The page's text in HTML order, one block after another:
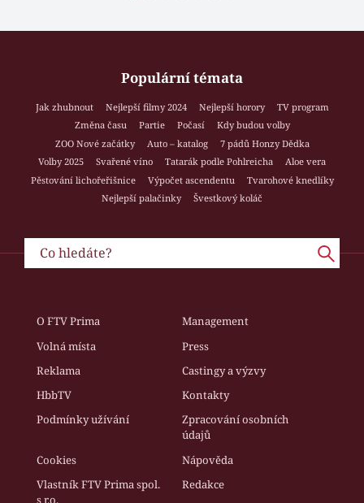
Populární témata
Jak zhubnout Nejlepší filmy 2024 Nejlepší horory
TV program
Změna času
Partie Počasí
Kdy budou volby
ZOO Nové začátky
Auto – katalog
7 pádů Honzy Dědka
Volby 2025
Svařené víno Tatarák podle Pohlreicha
Aloe vera
Pěstování lichořeřišnice
Výpočet ascendentu
Tvarohové knedlíky
Nejlepší palačinky
Švestkový koláč
O FTV Prima
Management
Volná místa
Press
Reklama
Castingy a výzvy
HbbTV
Kontakty
Podmínky užívání
Zpracování osobních
údajů
Cookies
Nápověda
Vlastník FTV Prima spol.
s r.o.
Redakce